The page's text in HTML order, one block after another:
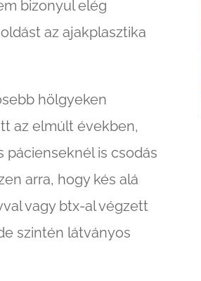
bizonyul elég
az ajakplasztika
hölgyeken
az elmúlt években,
pácienseknél is csodás
arra, hogy kés alá
vagy btx-al végzett
szintén látványos